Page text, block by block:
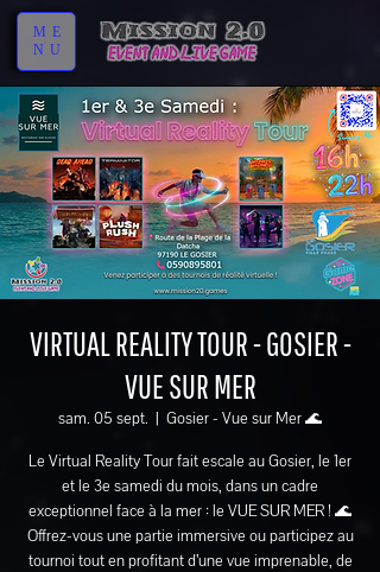
ME
NU
VIRTUAL REALITY TOUR - GOSIER -
VUE SUR MER
sam. 05 sept.
  |
Gosier - Vue sur Mer 🌊
Le Virtual Reality Tour fait escale au Gosier, le 1er
et le 3e samedi du mois, dans un cadre
exceptionnel face à la mer : le VUE SUR MER ! 🌊
Offrez-vous une partie immersive ou participez au
tournoi tout en profitant d’une vue imprenable, de